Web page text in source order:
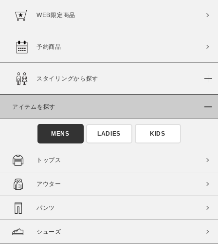
商品タイプ
通常商品
セール価格 WEB限定
在庫
在庫あり
WEB限定商品
予約商品
スタイリングから探す
アイテムを探す
MENS LADIES KIDS
トップス
アウター
パンツ
シューズ